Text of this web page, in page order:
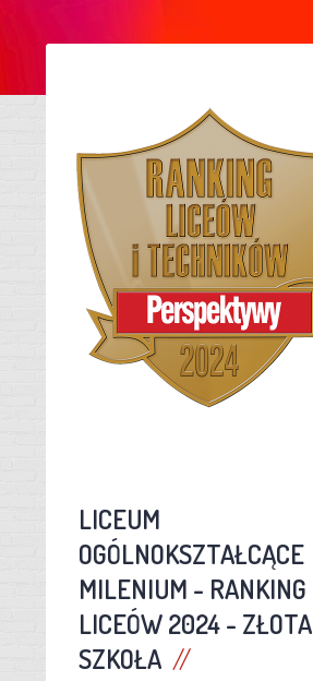
LICEUM
OGÓLNOKSZTAŁCĄCE
MILENIUM - RANKING
LICEÓW 2024 - ZŁOTA
SZKOŁA